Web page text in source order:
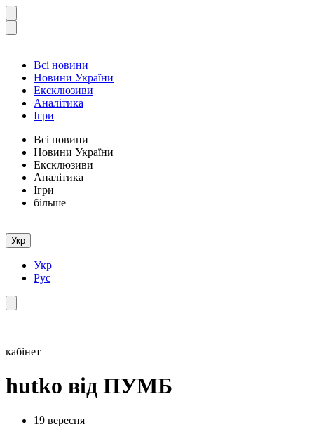
Всі новини
Новини України
Ексклюзиви
Аналітика
Ігри
Всі новини
Новини України
Ексклюзиви
Аналітика
Ігри
більше
Укр
Укр
Рус
кабінет
hutko від ПУМБ
19 вересня